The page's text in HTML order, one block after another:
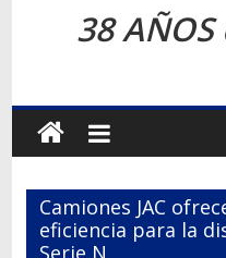
Revista
Autos,
camiones,
motos,
38
Camiones JAC
eficiencia para la
Serie N